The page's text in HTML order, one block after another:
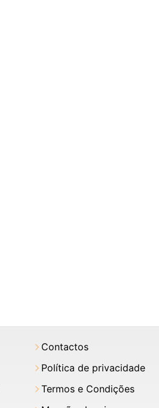
Contactos
Política de privacidade
Termos e Condições